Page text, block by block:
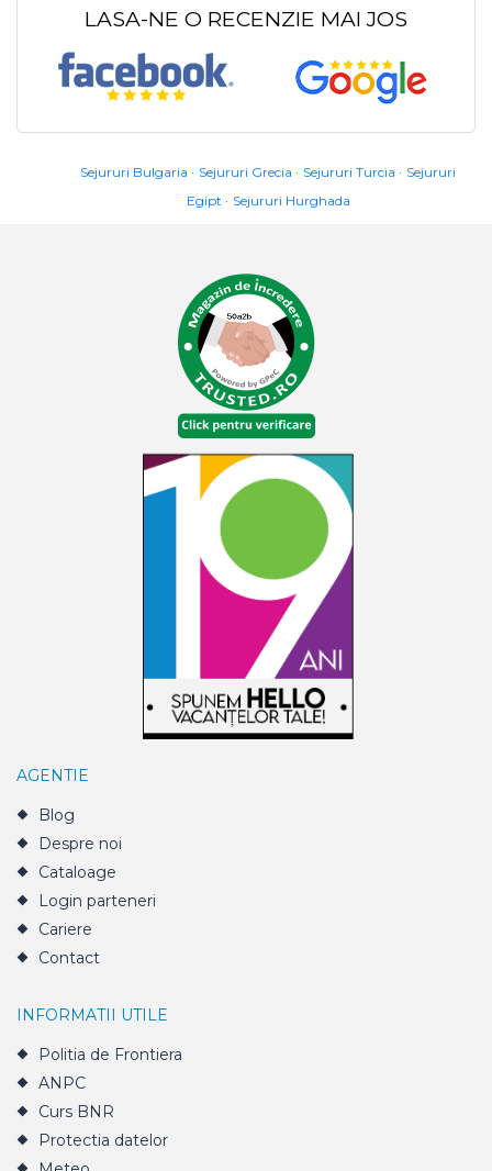
LASA-NE O RECENZIE MAI JOS
Sejururi Bulgaria Sejururi Grecia Sejururi Turcia
Sejururi
Egipt
Sejururi Hurghada
AGENTIE
Blog
Despre noi
Cataloage
Login parteneri
Cariere
Contact
INFORMATII UTILE
Politia de Frontiera
ANPC
Curs BNR
Protectia datelor